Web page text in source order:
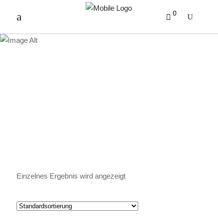
0
Einzelnes Ergebnis wird angezeigt